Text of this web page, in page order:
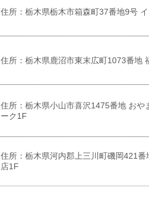
住所：栃木県栃木市箱森町37番地9号
住所：栃木県鹿沼市東末広町1073番地
住所：栃木県小山市喜沢1475番地 おや
ーク1F
住所：栃木県河内郡上三川町磯岡421
店1F